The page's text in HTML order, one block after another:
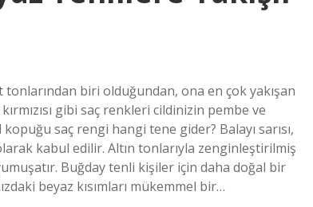
biri olduğundan, ona en çok yakışan
gibi saç renkleri cildinizin pembe ve
saç rengi hangi tene gider? Balayı sarısı,
kabul edilir. Altın tonlarıyla zenginleştirilmiş
Buğday tenli kişiler için daha doğal bir
beyaz kısımları mükemmel bir…